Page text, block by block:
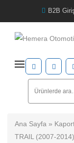
B2B
Ana Sayfa »
TRAIL (2007-